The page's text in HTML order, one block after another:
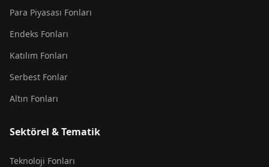
Para Piyasası Fonları
Endeks Fonları
Katılım Fonları
Serbest Fonlar
Altın Fonları
Sektörel & Tematik
Teknoloji Fonları